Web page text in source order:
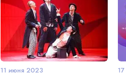
11 июня 2023